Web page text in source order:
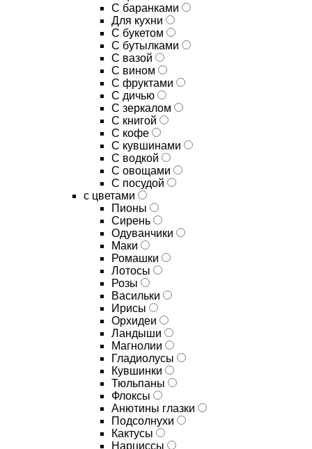
С баранками
Для кухни
C букетом
C бутылками
C вазой
C вином
C фруктами
C дичью
C зеркалом
C книгой
C кофе
C кувшинами
C водкой
C овощами
C посудой
с цветами
Пионы
Сирень
Одуванчики
Маки
Ромашки
Лотосы
Розы
Васильки
Ирисы
Орхидеи
Ландыши
Магнолии
Гладиолусы
Кувшинки
Тюльпаны
Флоксы
Анютины глазки
Подсолнухи
Кактусы
Нарциссы